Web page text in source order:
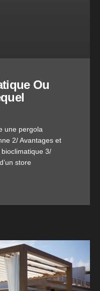
Ou
une pergola
2/ Avantages et
bioclimatique 3/
store